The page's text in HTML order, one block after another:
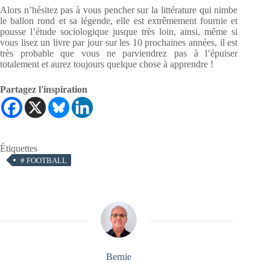
Alors n’hésitez pas à vous pencher sur la littérature qui nimbe
le ballon rond et sa légende, elle est extrêmement fournie et
pousse l’étude sociologique jusque très loin, ainsi, même si
vous lisez un livre par jour sur les 10 prochaines années, il est
très probable que vous ne parviendrez pas à l’épuiser
totalement et aurez toujours quelque chose à apprendre !
Partagez l'inspiration
Étiquettes
# FOOTBALL
Bernie